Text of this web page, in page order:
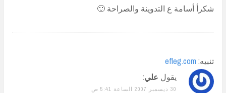
شكرأ أسامة ع التدوينة والصراحة 🙂
تنبيه: efleg.com
يقول علي:
30 ديسمبر 2007 الساعة 5:41 ص